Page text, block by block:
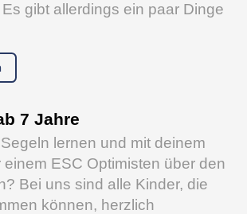
gibt allerdings ein paar Dinge
7 Jahre
lernen und mit deinem
ESC Optimisten über den
Bei uns sind alle Kinder, die
können, herzlich